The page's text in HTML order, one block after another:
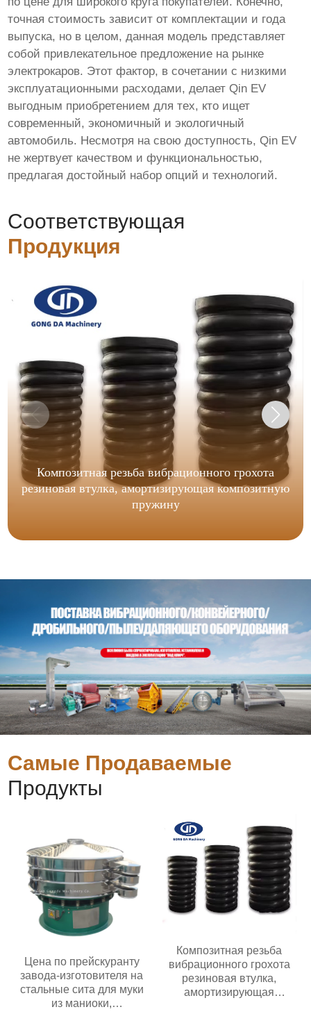
точная стоимость зависит от комплектации и года
выпуска, но в целом, данная модель представляет
собой привлекательное предложение на рынке
электрокаров. Этот фактор, в сочетании с низкими
эксплуатационными расходами, делает Qin EV
выгодным приобретением для тех, кто ищет
современный, экономичный и экологичный
автомобиль. Несмотря на свою доступность, Qin EV
не жертвует качеством и функциональностью,
предлагая достойный набор опций и технологий.
Соответствующая
Продукция
Композитная резьба вибрационного грохота
резиновая втулка, амортизирующая композитную
пружину
Самые Продаваемые
Продукты
Цена по прейскуранту
завода-изготовителя на
стальные сита для муки
из маниоки,
Композитная резьба
вибрационного грохота
резиновая втулка,
амортизирующая